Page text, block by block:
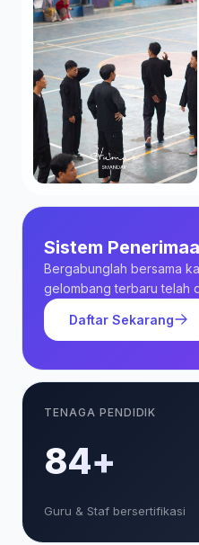
Sistem
Bergabunglah bersama
gelombang terbaru telah
Daftar Sekarang
TENAGA PENDIDIK
85+
Guru & Staf bersertifikasi